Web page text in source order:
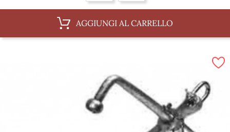
AGGIUNGI AL CARRELLO